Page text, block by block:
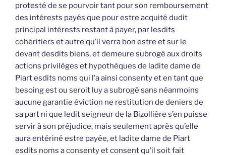
protesté de se pourvoir tant pour son remboursement
des intérests payés que pour estre acquité dudit
principal intérests restant à payer, par lesdits
cohéritiers et autre qu’il verra bon estre et sur le
devant desdits biens, et demeure subrogé aux droits
actions privilèges et hypothèques de ladite dame de
Piart esdits noms qui l’a ainsi consenty et en tant que
besoing est ou seroit luy a subrogé sans néanmoins
aucune garantie éviction ne restitution de deniers de
sa part ni que ledit seigneur de la Bizollière s’en puisse
servir à son préjudice, mais seulement après qu’elle
aura entériné estre payée, et ladite dame de Piart
esdits noms a consenty et consent qu’il soit fait